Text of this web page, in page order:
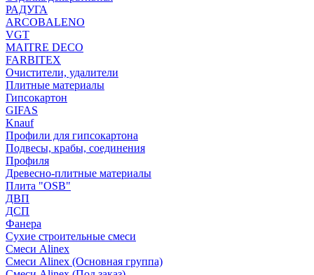
РАДУГА
ARCOBALENO
VGT
MAITRE DECO
FARBITEX
Очистители, удалители
Плитные материалы
Гипсокартон
GIFAS
Knauf
Профили для гипсокартона
Подвесы, крабы, соединения
Профиля
Древесно-плитные материалы
Плита "OSB"
ДВП
ДСП
Фанера
Сухие строительные смеси
Смеси Alinex
Смеси Alinex (Основная группа)